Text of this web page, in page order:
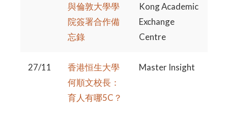
與倫敦大學學
院簽署合作備
忘錄
Kong Academic
Exchange
Centre
27/11
香港恒生大學
何順文校長：
育人有哪5C？
Master Insight